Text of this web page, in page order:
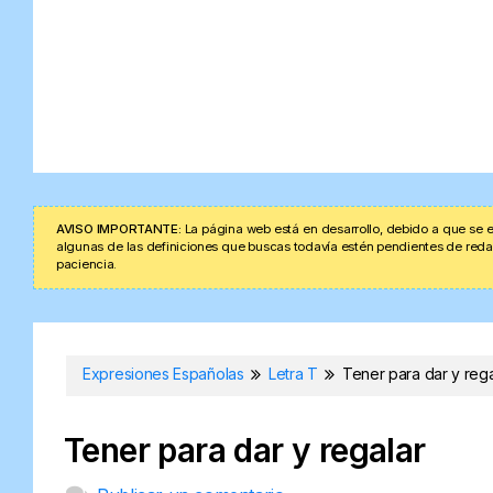
AVISO IMPORTANTE: La página web está en desarrollo, debido a que
algunas de las definiciones que buscas todavía estén pendientes de
paciencia.
Expresiones Españolas Letra T Tener para dar y
Tener para dar y regalar